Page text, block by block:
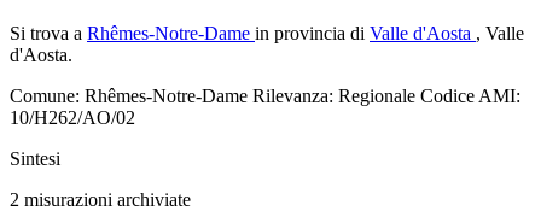
Si trova a Rhêmes-Notre-Dame in provincia di Valle d'Aosta , Valle
d'Aosta.
Comune: Rhêmes-Notre-Dame Rilevanza: Regionale Codice AMI:
10/H262/AO/02
Sintesi
2 misurazioni archiviate